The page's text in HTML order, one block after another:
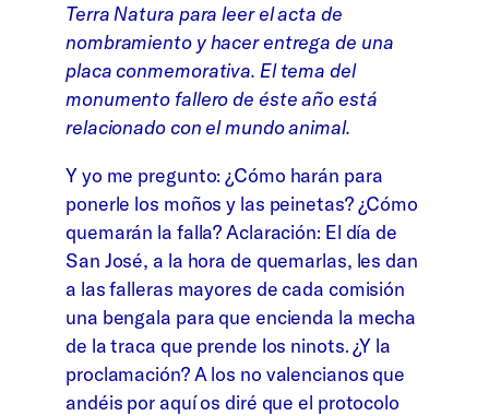
Terra Natura para leer el acta de
nombramiento y hacer entrega de una
placa conmemorativa. El tema del
monumento fallero de éste año está
relacionado con el mundo animal.
Y yo me pregunto: ¿Cómo harán para
ponerle los moños y las peinetas? ¿Cómo
quemarán la falla? Aclaración: El día de
San José, a la hora de quemarlas, les dan
a las falleras mayores de cada comisión
una bengala para que encienda la mecha
de la traca que prende los ninots. ¿Y la
proclamación? A los no valencianos que
andéis por aquí os diré que el protocolo